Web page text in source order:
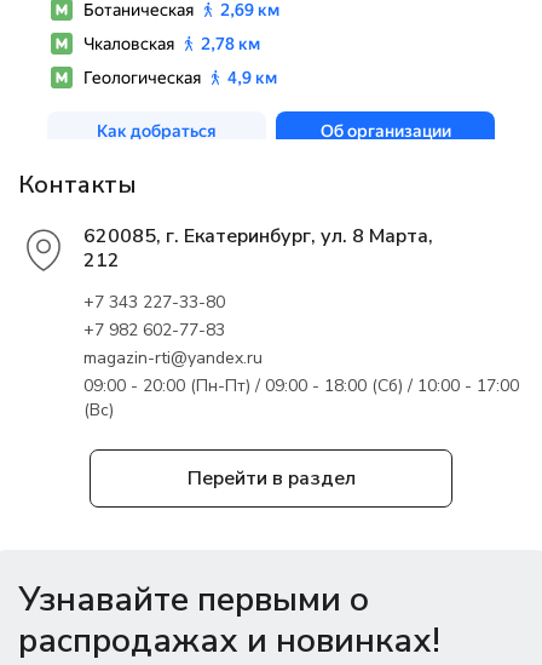
Перейти в раздел
Контакты
620085, г. Екатеринбург, ул. 8 Марта,
212
+7 343 227-33-80
+7 982 602-77-83
magazin-rti@yandex.ru
09:00 - 20:00 (Пн-Пт) / 09:00 - 18:00 (Сб) / 10:00 - 17:00
(Вс)
Узнавайте первыми о
распродажах и новинках!